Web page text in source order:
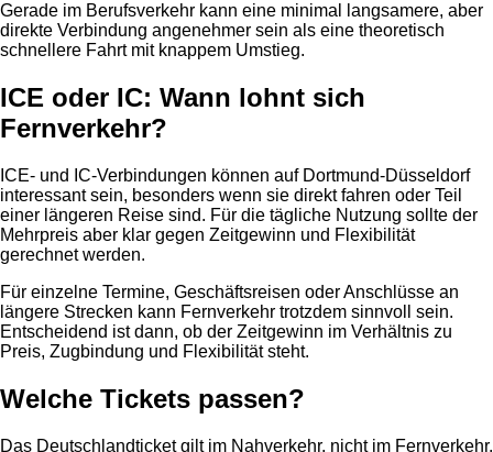
Gerade im Berufsverkehr kann eine minimal langsamere, aber
direkte Verbindung angenehmer sein als eine theoretisch
schnellere Fahrt mit knappem Umstieg.
ICE oder IC: Wann lohnt sich
Fernverkehr?
ICE- und IC-Verbindungen können auf Dortmund-Düsseldorf
interessant sein, besonders wenn sie direkt fahren oder Teil
einer längeren Reise sind. Für die tägliche Nutzung sollte der
Mehrpreis aber klar gegen Zeitgewinn und Flexibilität
gerechnet werden.
Für einzelne Termine, Geschäftsreisen oder Anschlüsse an
längere Strecken kann Fernverkehr trotzdem sinnvoll sein.
Entscheidend ist dann, ob der Zeitgewinn im Verhältnis zu
Preis, Zugbindung und Flexibilität steht.
Welche Tickets passen?
Das Deutschlandticket gilt im Nahverkehr, nicht im Fernverkehr.